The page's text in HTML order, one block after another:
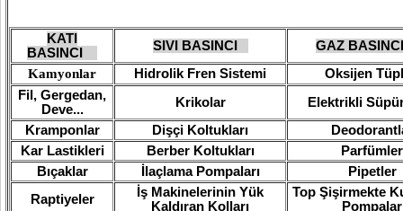
KATI
BASINCI
SIVI BASINCI
GAZ
​Kamyonlar
Hidrolik Fren Sistemi
Oksijen
Fil, Gergedan,
Deve...
Krikolar
Elektrikli
Kramponlar
Dişçi Koltukları
Kar Lastikleri
Berber Koltukları
Parfümler
Bıçaklar
İlaçlama Pompaları
Pipetler
Raptiyeler
İş Makinelerinin Yük
Kaldıran Kolları
Top Şişirmekte
Pompalar